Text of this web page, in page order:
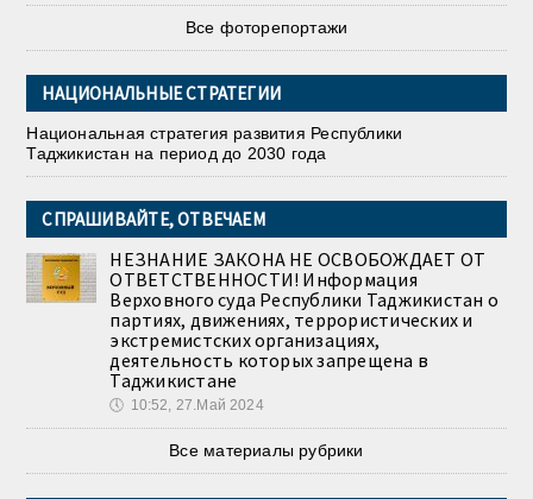
Все фоторепортажи
НАЦИОНАЛЬНЫЕ СТРАТЕГИИ
Национальная стратегия развития Республики
Таджикистан на период до 2030 года
СПРАШИВАЙТЕ, ОТВЕЧАЕМ
НЕЗНАНИЕ ЗАКОНА НЕ ОСВОБОЖДАЕТ ОТ
ОТВЕТСТВЕННОСТИ! Информация
Верховного суда Республики Таджикистан о
партиях, движениях, террористических и
экстремистских организациях,
деятельность которых запрещена в
Таджикистане
🕔 10:52, 27.Май 2024
Все материалы рубрики